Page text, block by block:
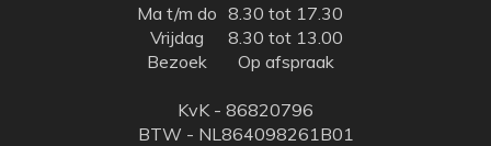
Ma t/m do 8.30 tot 17.30
Vrijdag
8.30 tot 13.00
Bezoek
Op afspraak
KvK - 86820796
BTW - NL864098261B01